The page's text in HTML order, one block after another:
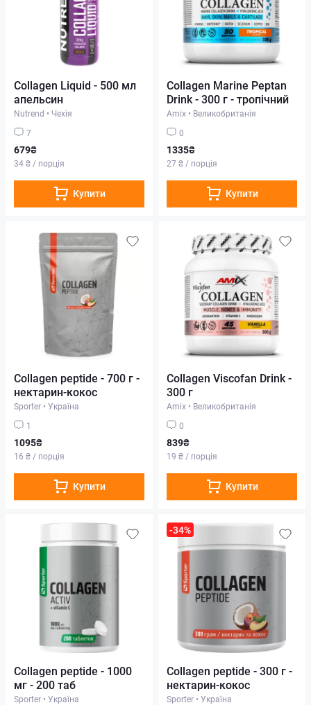
Collagen Liquid - 500 мл
апельсин
Nutrend • Чехія
7
679₴
34 ₴ / порція
Купити
Collagen Marine Peptan
Drink - 300 г - тропічний
Amix • Великобританія
0
1335₴
27 ₴ / порція
Купити
Collagen peptide - 700 г -
нектарин-кокос
Sporter • Україна
1
1095₴
16 ₴ / порція
Купити
Collagen Viscofan Drink -
300 г
Amix • Великобританія
0
839₴
19 ₴ / порція
Купити
Collagen peptide - 1000
мг - 200 таб
Sporter • Україна
-34%
Collagen peptide - 300 г -
нектарин-кокос
Sporter • Україна